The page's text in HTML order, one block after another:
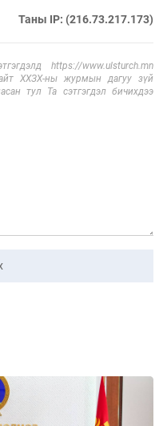
Таны IP: (216.73.217.173)
https://www.ulsturch.mn
ХХЗХ-ны журмын дагуу зүй
тул Та сэтгэгдэл бичихдээ